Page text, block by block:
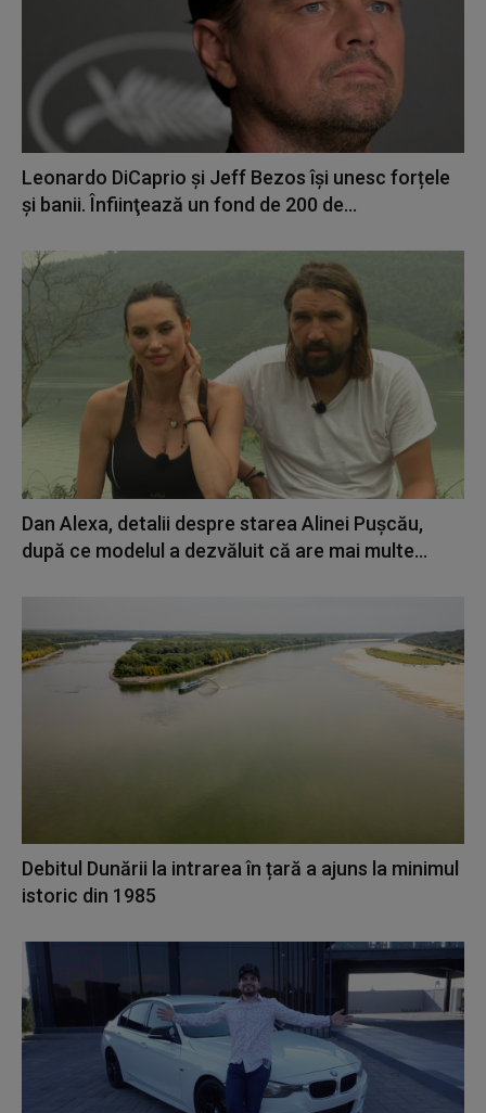
Leonardo DiCaprio şi Jeff Bezos își unesc forțele
și banii. Înfiinţează un fond de 200 de...
Dan Alexa, detalii despre starea Alinei Pușcău,
după ce modelul a dezvăluit că are mai multe...
Debitul Dunării la intrarea în țară a ajuns la minimul
istoric din 1985